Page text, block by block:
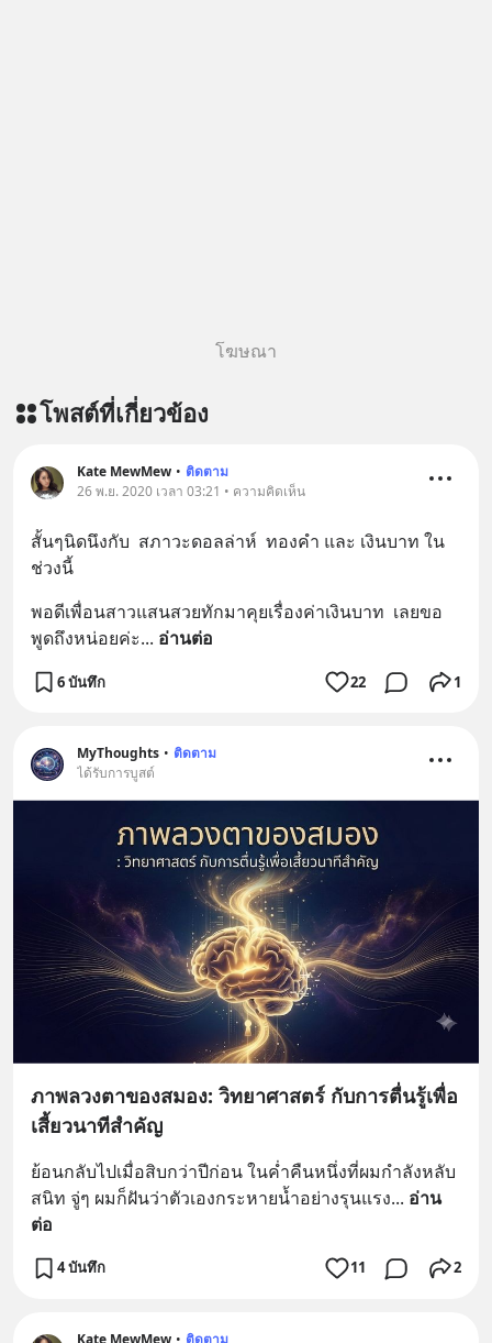
โฆษณา
โพสต์ที่เกี่ยวข้อง
Kate MewMew • ติดตาม
26 พ.ย. 2020 เวลา 03:21 • ความคิดเห็น
สั้นๆนิดนึงกับ  สภาวะดอลล่าห์  ทองคำ และ เงินบาท ใน
ช่วงนี้
พอดีเพื่อนสาวแสนสวยทักมาคุยเรื่องค่าเงินบาท  เลยขอ
พูดถึงหน่อยค่ะ... อ่านต่อ
6 บันทึก 22 1
MyThoughts • ติดตาม
ได้รับการบูสต์
ภาพลวงตาของสมอง: วิทยาศาสตร์ กับการตื่นรู้เพื่อ
เสี้ยวนาทีสำคัญ
ย้อนกลับไปเมื่อสิบกว่าปีก่อน ในค่ำคืนหนึ่งที่ผมกำลังหลับ
สนิท จู่ๆ ผมก็ฝันว่าตัวเองกระหายน้ำอย่างรุนแรง... อ่าน
ต่อ
4 บันทึก 11 2
Kate MewMew • ติดตาม